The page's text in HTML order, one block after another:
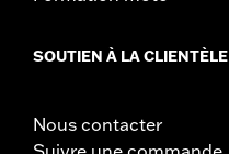
SOUTIEN À LA CLIENTÈLE
Nous contacter